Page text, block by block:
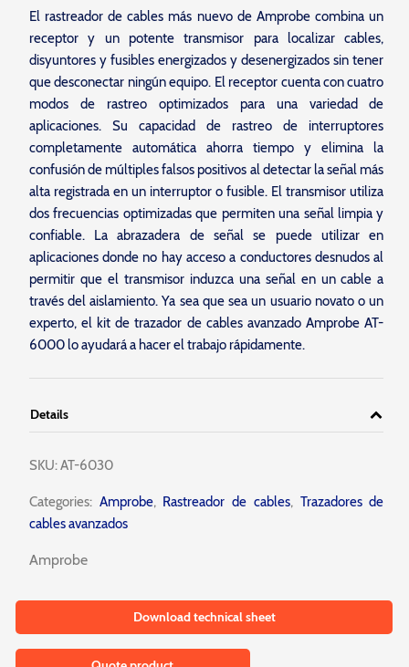
El rastreador de cables más nuevo de Amprobe combina un
receptor y un potente transmisor para localizar cables,
disyuntores y fusibles energizados y desenergizados sin tener
que desconectar ningún equipo. El receptor cuenta con cuatro
modos de rastreo optimizados para una variedad de
aplicaciones. Su capacidad de rastreo de interruptores
completamente automática ahorra tiempo y elimina la
confusión de múltiples falsos positivos al detectar la señal más
alta registrada en un interruptor o fusible. El transmisor utiliza
dos frecuencias optimizadas que permiten una señal limpia y
confiable. La abrazadera de señal se puede utilizar en
aplicaciones donde no hay acceso a conductores desnudos al
permitir que el transmisor induzca una señal en un cable a
través del aislamiento. Ya sea que sea un usuario novato o un
experto, el kit de trazador de cables avanzado Amprobe AT-
6000 lo ayudará a hacer el trabajo rápidamente.
Details
SKU:AT-6030
Categories:Amprobe, Rastreador de cables, Trazadores de
cables avanzados
Amprobe
Download technical sheet